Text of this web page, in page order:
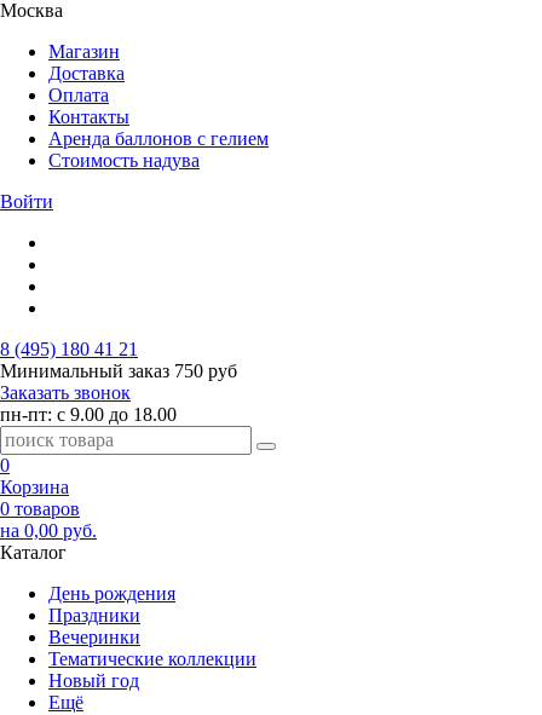
Москва
Магазин
Доставка
Оплата
Контакты
Аренда баллонов с гелием
Стоимость надува
Войти
8 (495) 180 41 21
Минимальный заказ 750 руб
Заказать звонок
пн-пт: с 9.00 до 18.00
0
Корзина
0 товаров
на 0,00 руб.
Каталог
День рождения
Праздники
Вечеринки
Тематические коллекции
Новый год
Ещё